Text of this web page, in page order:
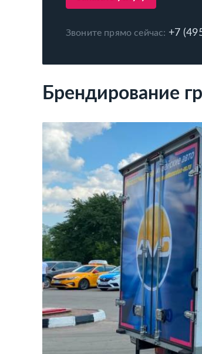
Звоните прямо сейчас: +7
Брендирование